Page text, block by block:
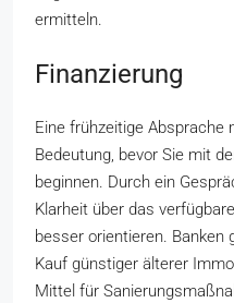
ermitteln.
Finanzierung
Eine frühzeitige Absprache
Bedeutung, bevor Sie mit
beginnen. Durch ein
Klarheit über das
besser orientieren. Banken
Kauf günstiger älterer
Mittel für